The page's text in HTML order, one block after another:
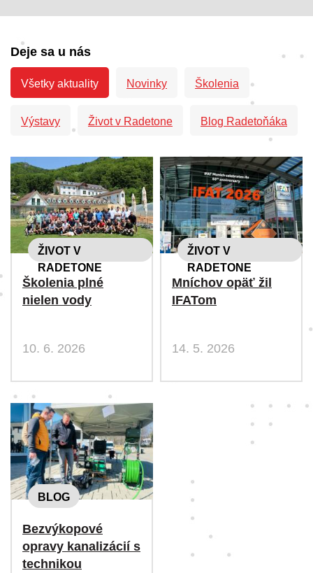
Deje sa u nás
Všetky aktuality Novinky Školenia
Výstavy Život v Radetone Blog Radetoňáka
ŽIVOT V
RADETONE
Školenia plné
nielen vody
10. 6. 2026
ŽIVOT V
RADETONE
Mníchov opäť žil
IFATom
14. 5. 2026
BLOG
Bezvýkopové
opravy kanalizácií s
technikou